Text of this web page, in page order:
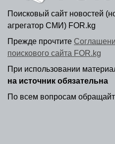
Поисковый сайт новостей
агрегатор СМИ) FOR.kg
Прежде прочтите
поискового сайта FOR.kg
При использовании
на источник обязательна
По всем вопросам